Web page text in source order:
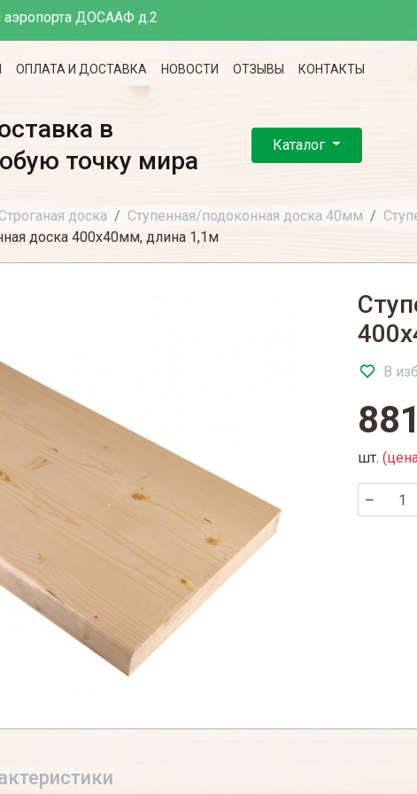
аэропорта ДОСААФ д.2
ОПЛАТА И ДОСТАВКА НОВОСТИ ОТЗЫВЫ КОНТАКТЫ
в
точку мира
Каталог
доска Ступенная/подоконная доска 40мм
доска 400х40мм, длина 1,1м
В
шт.